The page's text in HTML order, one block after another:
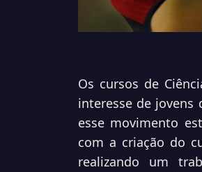
Os cursos de
interesse de jovens
esse movimento
com a criação do
realizando um